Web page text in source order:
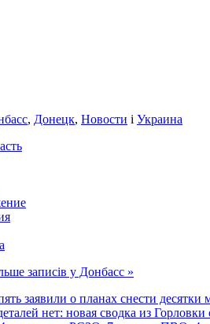
, Донецк, Новости і Украина
записів у Донбасс »
заявили о планах снести десятки
нет: новая сводка из